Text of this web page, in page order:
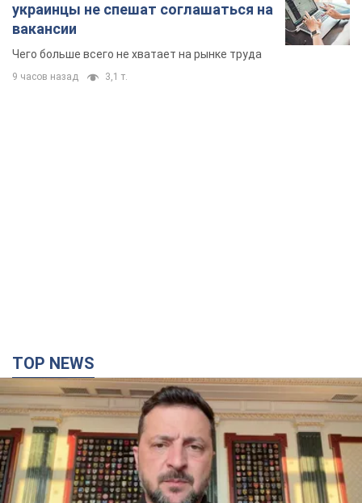
украинцы не спешат соглашаться на
вакансии
Чего больше всего не хватает на рынке труда
9 часов назад 3,1 т.
TOP NEWS